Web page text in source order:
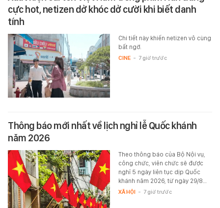
cực hot, netizen dở khóc dở cười khi biết danh
tính
Chi tiết này khiến netizen vô cùng
bất ngờ.
CINE - 7 giờ trước
Thông báo mới nhất về lịch nghỉ lễ Quốc khánh
năm 2026
Theo thông báo của Bộ Nội vụ,
công chức, viên chức sẽ được
nghỉ 5 ngày liên tục dịp Quốc
khánh năm 2026, từ ngày 29/8…
XÃ HỘI - 7 giờ trước